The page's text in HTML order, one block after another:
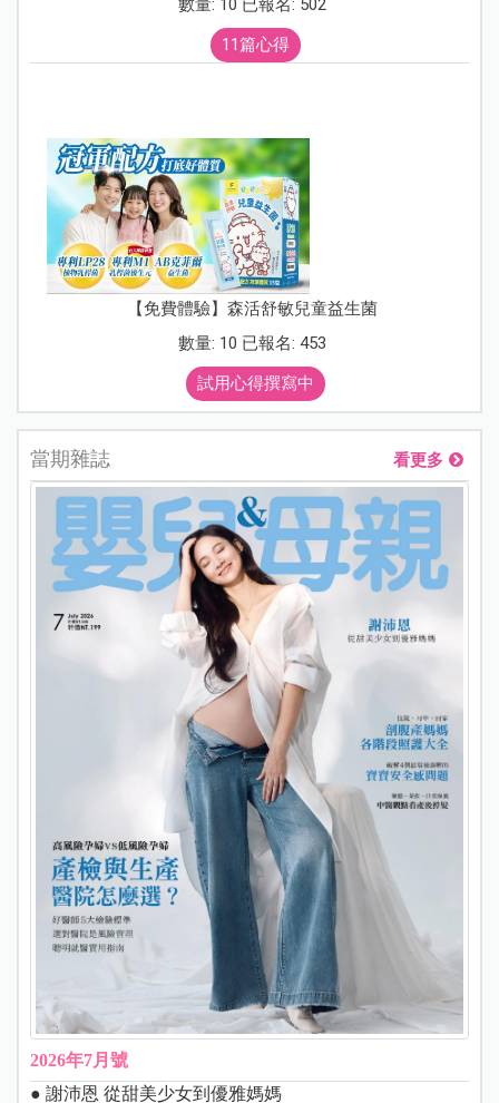
11篇心得
【免費體驗】森活舒敏兒童益生菌
數量: 10 已報名: 453
試用心得撰寫中
當期雜誌 看更多
2026年7月號
● 謝沛恩 從甜美少女到優雅媽媽